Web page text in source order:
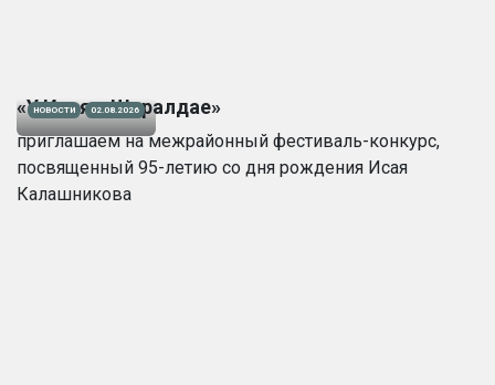
НОВОСТИ 02.08.2026
«У Исая в Шаралдае»
приглашаем на межрайонный фестиваль-конкурс,
посвященный 95-летию со дня рождения Исая
Калашникова